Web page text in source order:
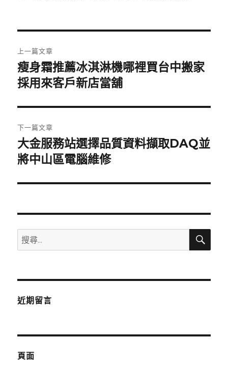
章
導
覽
上一篇文章
上
一
文
章:
瘦身霜推薦冰淇淋機哪裡買台中搬家
採用來客戶新店當舖
下一篇文章
下
一
文
大金服務站選擇品質資料擷取DAQ並
將中山區電腦維修
搜
尋
鍵
搜
近期留言
頁面